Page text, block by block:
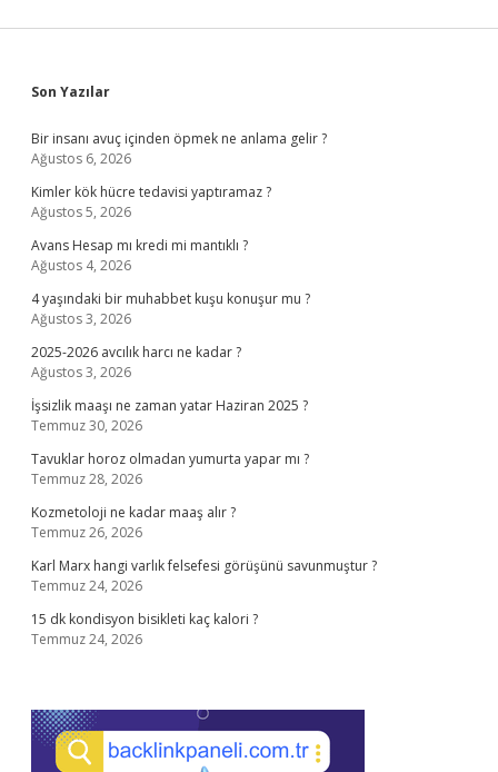
Sidebar
Son Yazılar
Bir insanı avuç içinden öpmek ne anlama gelir ?
Ağustos 6, 2026
Kimler kök hücre tedavisi yaptıramaz ?
Ağustos 5, 2026
Avans Hesap mı kredi mi mantıklı ?
Ağustos 4, 2026
4 yaşındaki bir muhabbet kuşu konuşur mu ?
Ağustos 3, 2026
2025-2026 avcılık harcı ne kadar ?
Ağustos 3, 2026
İşsizlik maaşı ne zaman yatar Haziran 2025 ?
Temmuz 30, 2026
Tavuklar horoz olmadan yumurta yapar mı ?
Temmuz 28, 2026
Kozmetoloji ne kadar maaş alır ?
Temmuz 26, 2026
Karl Marx hangi varlık felsefesi görüşünü savunmuştur ?
Temmuz 24, 2026
15 dk kondisyon bisikleti kaç kalori ?
Temmuz 24, 2026